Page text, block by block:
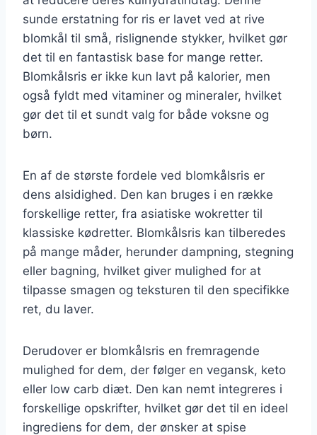
sunde erstatning for ris er lavet ved at rive
blomkål til små, rislignende stykker, hvilket gør
det til en fantastisk base for mange retter.
Blomkålsris er ikke kun lavt på kalorier, men
også fyldt med vitaminer og mineraler, hvilket
gør det til et sundt valg for både voksne og
børn.
En af de største fordele ved blomkålsris er
dens alsidighed. Den kan bruges i en række
forskellige retter, fra asiatiske wokretter til
klassiske kødretter. Blomkålsris kan tilberedes
på mange måder, herunder dampning, stegning
eller bagning, hvilket giver mulighed for at
tilpasse smagen og teksturen til den specifikke
ret, du laver.
Derudover er blomkålsris en fremragende
mulighed for dem, der følger en vegansk, keto
eller low carb diæt. Den kan nemt integreres i
forskellige opskrifter, hvilket gør det til en ideel
ingrediens for dem, der ønsker at spise